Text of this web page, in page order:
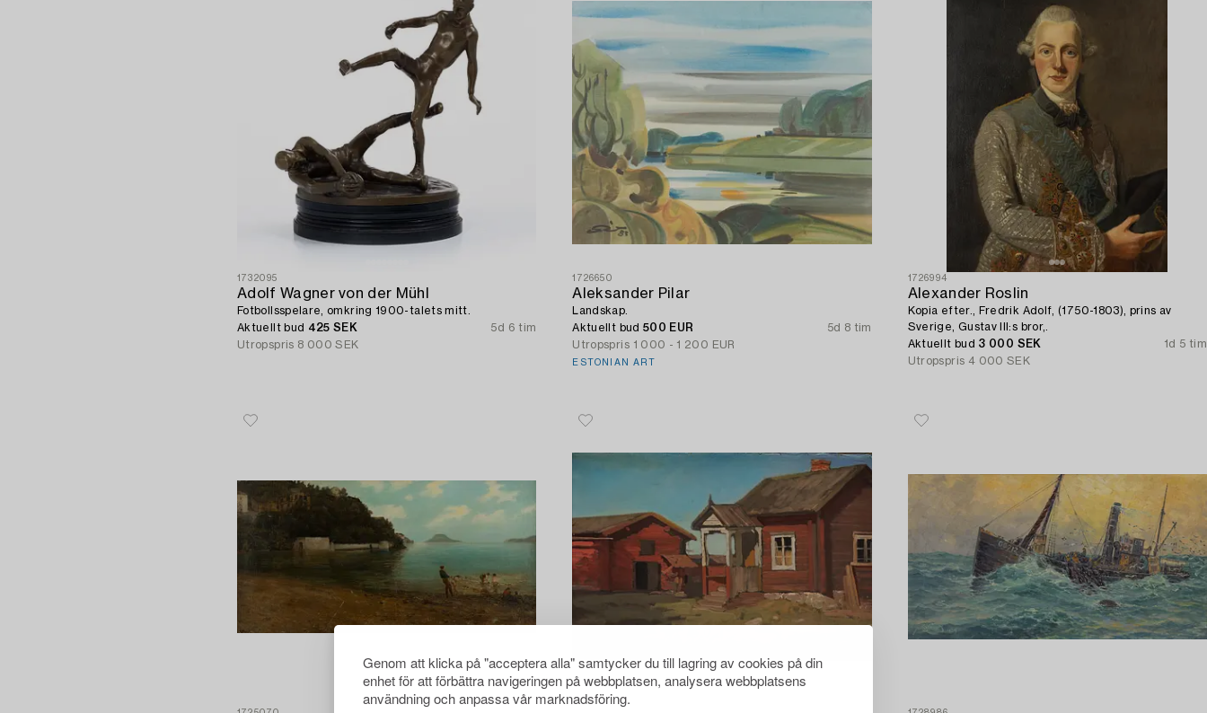
Genom att klicka på "acceptera alla" samtycker du till lagring av cookies på din
enhet för att förbättra navigeringen på webbplatsen, analysera webbplatsens
användning och anpassa vår marknadsföring.
1732095
Adolf Wagner von der Mühl
Fotbollsspelare, omkring 1900-talets mitt.
Aktuellt bud 425 SEK
5d 6 tim
Utropspris 8 000 SEK
1726650
Aleksander Pilar
Landskap.
Aktuellt bud500 EUR
5d 8 tim
Utropspris 1 000 - 1 200 EUR
ESTONIAN ART
1726994
Alexander Roslin
Kopia efter., Fredrik Adolf, (1750-1803), prins av
Sverige, Gustav III:s bror,.
Aktuellt bud 3 000 SEK
1d 5 tim
Utropspris 4 000 SEK